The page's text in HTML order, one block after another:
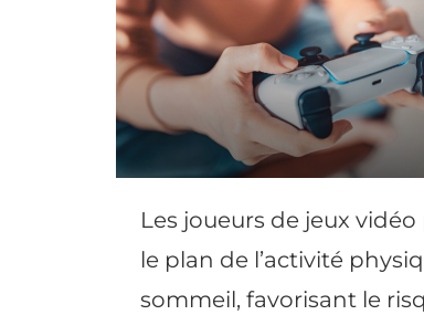
Les joueurs de jeux
le plan de l’activité
sommeil, favorisant le